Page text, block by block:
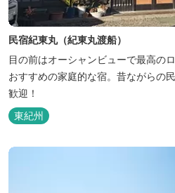
民宿紀東丸（紀東丸渡船）
目の前はオーシャンビューで最高の
おすすめの家庭的な宿。昔ながらの
歓迎！
東紀州